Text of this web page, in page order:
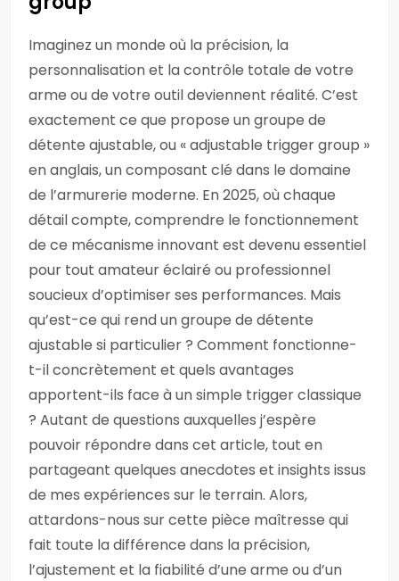
Imaginez un monde où la précision, la
personnalisation et la contrôle totale de votre
arme ou de votre outil deviennent réalité. C’est
exactement ce que propose un groupe de
détente ajustable, ou « adjustable trigger group »
en anglais, un composant clé dans le domaine
de l’armurerie moderne. En 2025, où chaque
détail compte, comprendre le fonctionnement
de ce mécanisme innovant est devenu essentiel
pour tout amateur éclairé ou professionnel
soucieux d’optimiser ses performances. Mais
qu’est-ce qui rend un groupe de détente
ajustable si particulier ? Comment fonctionne-
t-il concrètement et quels avantages
apportent-ils face à un simple trigger classique
? Autant de questions auxquelles j’espère
pouvoir répondre dans cet article, tout en
partageant quelques anecdotes et insights issus
de mes expériences sur le terrain. Alors,
attardons-nous sur cette pièce maîtresse qui
fait toute la différence dans la précision,
l’ajustement et la fiabilité d’une arme ou d’un